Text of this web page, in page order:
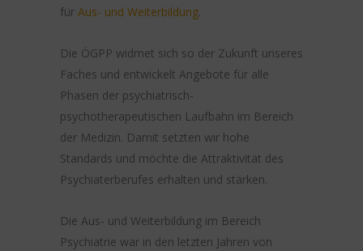
für Aus- und Weiterbildung.
Die ÖGPP widmet sich so der Zukunft unseres
Faches und entwickelt Angebote für alle
Phasen der psychiatrisch-
psychotherapeutischen Laufbahn im Bereich
der Medizin. Damit setzten wir hohe
Standards und möchte die Attraktivität des
Psychiaterberufes erhalten und stärken.
Die Aus- und Weiterbildung im Bereich
Psychiatrie war in den letzten Jahren von